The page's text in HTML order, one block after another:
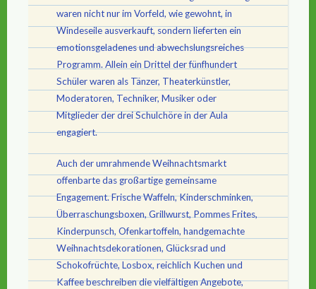
waren nicht nur im Vorfeld, wie gewohnt, in
Windeseile ausverkauft, sondern lieferten ein
emotionsgeladenes und abwechslungsreiches
Programm. Allein ein Drittel der fünfhundert
Schüler waren als Tänzer, Theaterkünstler,
Moderatoren, Techniker, Musiker oder
Mitglieder der drei Schulchöre in der Aula
engagiert.
Auch der umrahmende Weihnachtsmarkt
offenbarte das großartige gemeinsame
Engagement. Frische Waffeln, Kinderschminken,
Überraschungsboxen, Grillwurst, Pommes Frites,
Kinderpunsch, Ofenkartoffeln, handgemachte
Weihnachtsdekorationen, Glücksrad und
Schokofrüchte, Losbox, reichlich Kuchen und
Kaffee beschreiben die vielfältigen Angebote,